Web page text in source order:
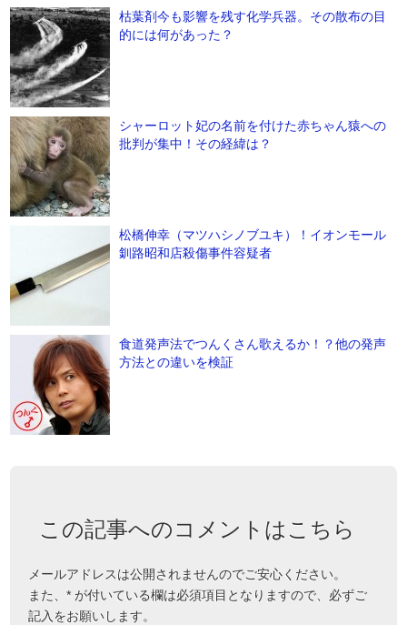
枯葉剤今も影響を残す化学兵器。その散布の目
的には何があった？
シャーロット妃の名前を付けた赤ちゃん猿への
批判が集中！その経緯は？
松橋伸幸（マツハシノブユキ）！イオンモール
釧路昭和店殺傷事件容疑者
食道発声法でつんくさん歌えるか！？他の発声
方法との違いを検証
この記事へのコメントはこちら
メールアドレスは公開されませんのでご安心ください。
また、* が付いている欄は必須項目となりますので、必ずご
記入をお願いします。